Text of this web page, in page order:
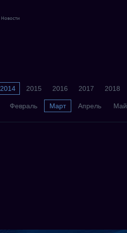
Новости
2014 2015 2016 2017 2018
Февраль Март Апрель Май